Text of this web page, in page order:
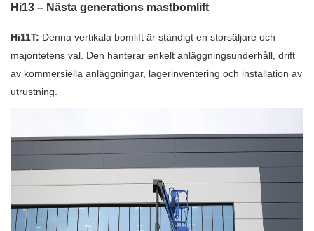
Hi13 – Nästa generations mastbomlift
Hi11T: Denna vertikala bomlift är ständigt en storsäljare och
majoritetens val. Den hanterar enkelt anläggningsunderhåll, drift
av kommersiella anläggningar, lagerinventering och installation av
utrustning.